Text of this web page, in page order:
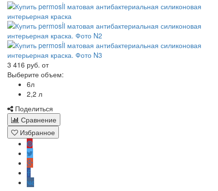
3 416 руб. от
Выберите объем:
6л
2,2 л
Поделиться
Сравнение
Избранное